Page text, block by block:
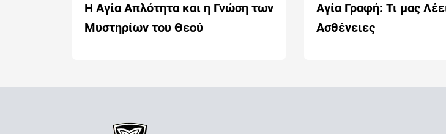
Η Αγία Απλότητα και η Γνώση των
Μυστηρίων του Θεού
Αγία Γραφή: Τι μας
Ασθένειες